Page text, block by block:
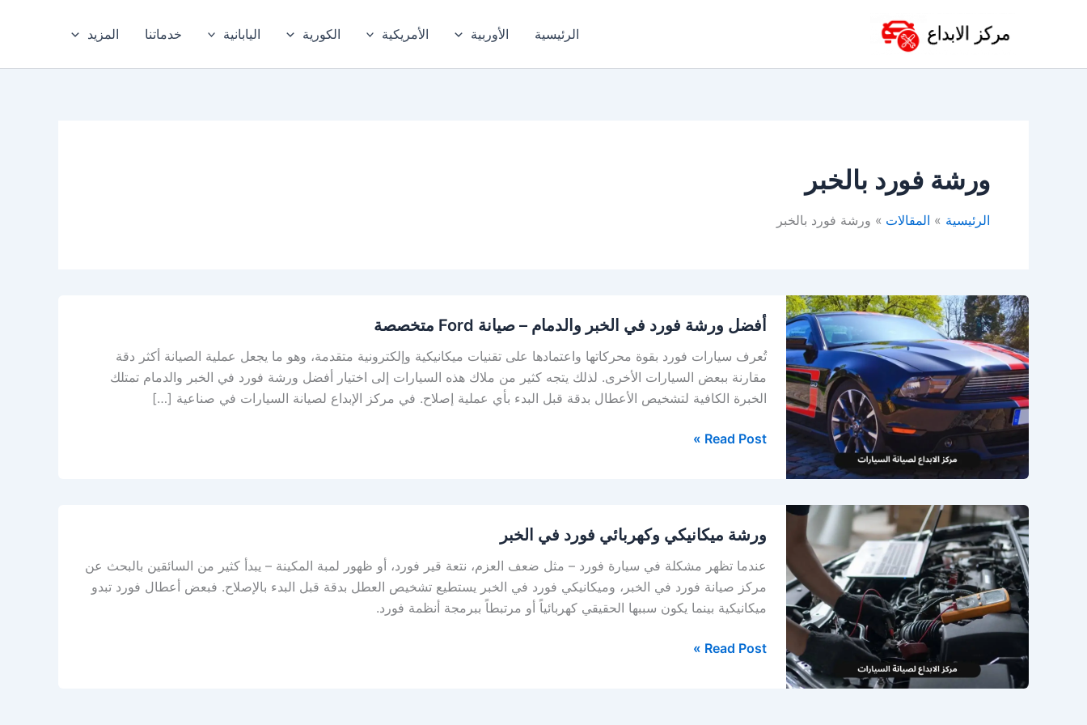
الرئيسية الأوربية الأمريكية الكورية اليابانية خدماتنا المزيد
ورشة فورد بالخبر
الرئيسية المقالات ورشة فورد بالخبر
أفضل ورشة فورد في الخبر والدمام – صيانة Ford متخصصة
تُعرف سيارات فورد بقوة محركاتها واعتمادها على تقنيات ميكانيكية وإلكترونية متقدمة، وهو ما يجعل عملية الصيانة أكثر دقة
مقارنة ببعض السيارات الأخرى. لذلك يتجه كثير من ملاك هذه السيارات إلى اختيار أفضل ورشة فورد في الخبر والدمام تمتلك
الخبرة الكافية لتشخيص الأعطال بدقة قبل البدء بأي عملية إصلاح. في مركز الإبداع لصيانة السيارات في صناعية […]
ورشة
فورد
في
الخبر
والدمام
–
Read Post »
ورشة ميكانيكي وكهربائي فورد في الخبر
عندما تظهر مشكلة في سيارة فورد – مثل ضعف العزم، نتعة قير فورد، أو ظهور لمبة المكينة – يبدأ كثير من السائقين بالبحث عن
مركز صيانة فورد في الخبر، وميكانيكي فورد في الخبر يستطيع تشخيص العطل بدقة قبل البدء بالإصلاح. فبعض أعطال فورد تبدو
ميكانيكية بينما يكون سببها الحقيقي كهربائياً أو مرتبطاً ببرمجة أنظمة فورد.
ميكانيكي
في
الخبر
Read Post »